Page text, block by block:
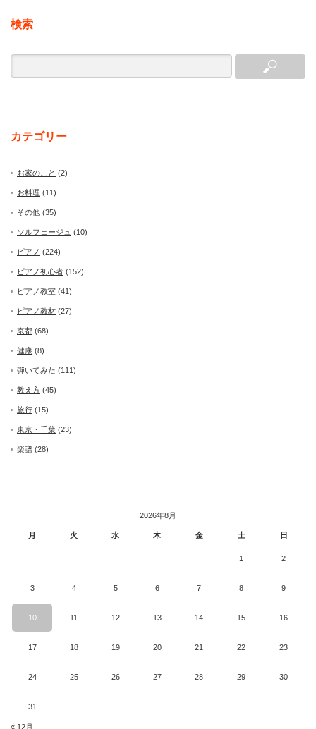
検索
カテゴリー
お家のこと (2)
お料理 (11)
その他 (35)
ソルフェージュ (10)
ピアノ (224)
ピアノ初心者 (152)
ピアノ教室 (41)
ピアノ教材 (27)
京都 (68)
健康 (8)
弾いてみた (111)
教え方 (45)
旅行 (15)
東京・千葉 (23)
楽譜 (28)
2026年8月
月 火 水 木 金 土 日
1 2
3 4 5 6 7 8 9
10 11 12 13 14 15 16
17 18 19 20 21 22 23
24 25 26 27 28 29 30
31
« 12月